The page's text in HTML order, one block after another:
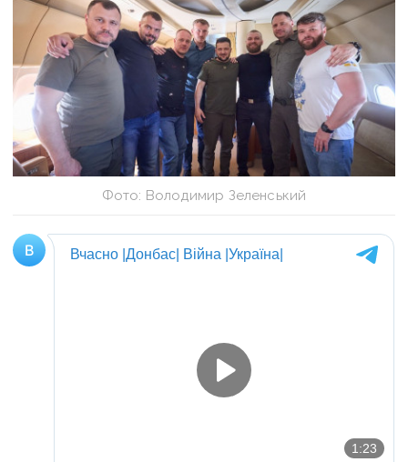
Фото: Володимир Зеленський